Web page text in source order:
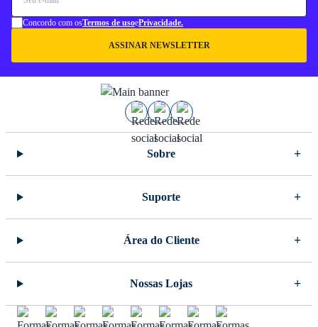
Concordo com osTermos de usoePrivacidade.
ASSINAR NEWSLETTER
Sobre
Suporte
Área do Cliente
Nossas Lojas